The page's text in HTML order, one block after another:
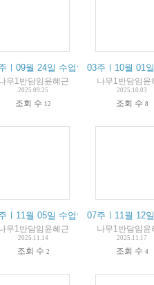
septembre résumé du cours
ㅣ09월 24일 수업안내 / 24
무1반담임윤혜근
2025.09.25
조회 수 12
03주ㅣ10월 01
나무1반담임윤
2025.10.03
조회 수 8
octobre résumé du cours
ㅣ11월 05일 수업안내 / 05
무1반담임윤혜근
2025.11.14
조회 수 2
07주ㅣ11월 12
나무1반담임윤
2025.11.17
조회 수 4